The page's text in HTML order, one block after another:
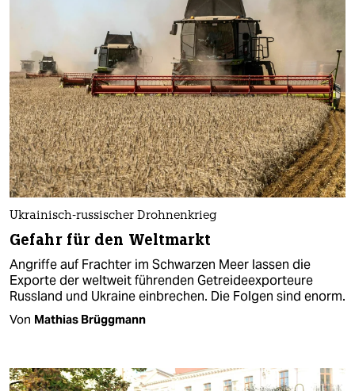
Ukrainisch-russischer Drohnenkrieg
Gefahr für den Weltmarkt
Angriffe auf Frachter im Schwarzen Meer lassen die
Exporte der weltweit führenden Getreideexporteure
Russland und Ukraine einbrechen. Die Folgen sind enorm.
Von Mathias Brüggmann